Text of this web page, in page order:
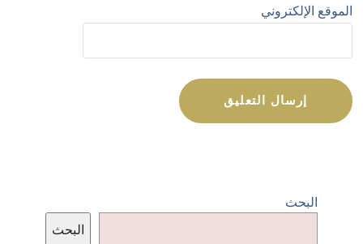
الموقع الإلكتروني
البحث
البحث